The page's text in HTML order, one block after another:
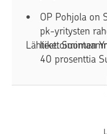
OP Pohjola on
pk-yritysten
40 prosenttia
Eri vaiheessa
Lähteet: Suomen